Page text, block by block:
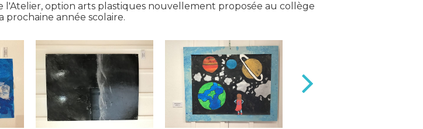
option arts plastiques nouvellement proposée au collège
année scolaire.